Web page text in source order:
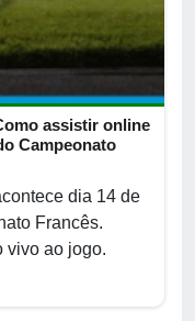
assistir online
Campeonato
dia 14 de
Francês.
vivo ao jogo.